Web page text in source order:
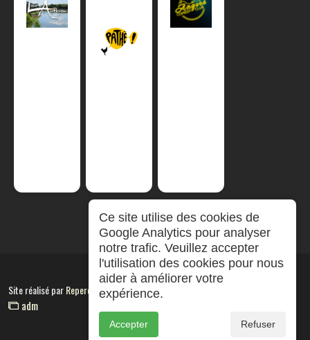
Site réalisé parRepereCom
adm
Ce site utilise des cookies de
Google Analytics pour analyser
notre trafic. Veuillez accepter
l'utilisation des cookies pour nous
aider à améliorer votre
expérience.
Accepter Refuser